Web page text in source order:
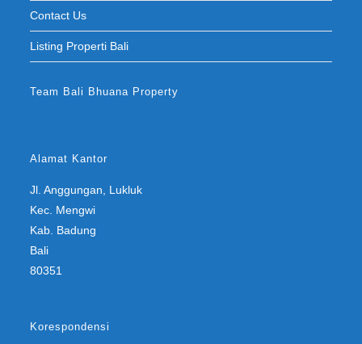
Contact Us
Listing Properti Bali
Team Bali Bhuana Property
Alamat Kantor
Jl. Anggungan, Lukluk
Kec. Mengwi
Kab. Badung
Bali
80351
Korespondensi